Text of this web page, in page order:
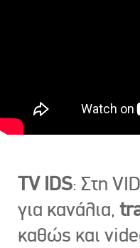
TV IDS: Στη
για κανάλια,
καθώς και